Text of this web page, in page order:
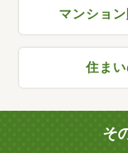
マンショ
住ま
そ